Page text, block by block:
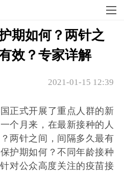
期如何？两针之
效？专家详解
2021-01-15 12:39
正式开展了重点人群的新
个月来，在最新接种的人
两针之间，间隔多久最有
护期如何？不同年龄接种
对公众高度关注的疫苗接